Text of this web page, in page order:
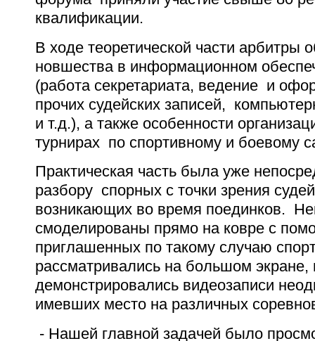
квалификации.
В ходе теоретической части арбитры
новшества в информационном
(работа секретариата, ведение и
прочих судейских записей,
и т.д.), а также особенности
турнирах по спортивному и боевому
Практическая часть была уже
разбору спорных с точки зрения
возникающих во время поединков.
смоделированы прямо на ковре с
приглашенных по такому случаю
рассматривались на большом экране,
демонстрировались видеозаписи
имевших место на различных
- Нашей главной задачей было